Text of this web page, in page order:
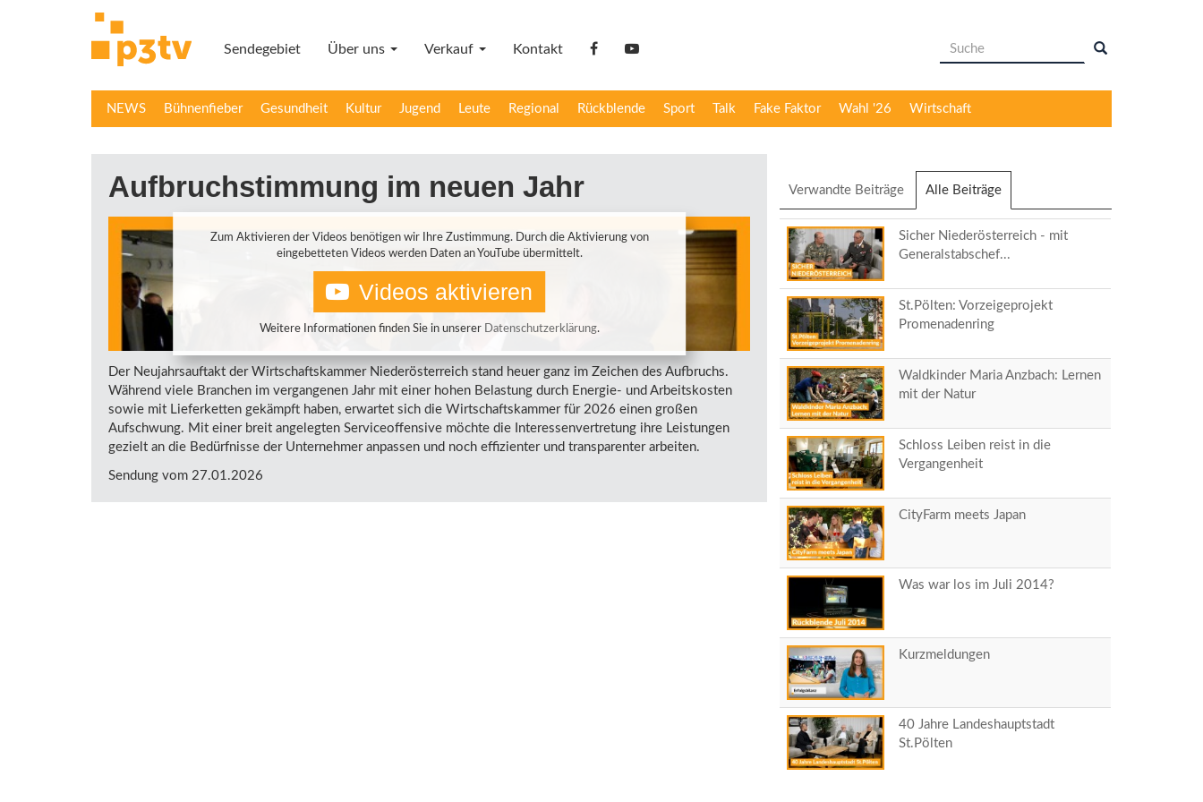
Sendegebiet Über uns Verkauf Kontakt facebookYouTube Suchformular
NEWS Bühnenfieber Gesundheit Kultur Jugend Leute Regional Rückblende Sport Talk Fake Faktor Wahl '26 Wirtschaft
Aufbruchstimmung im neuen Jahr
Zum Aktivieren der Videos benötigen wir Ihre Zustimmung. Durch die Aktivierung von
eingebetteten Videos werden Daten an YouTube übermittelt.
Videos aktivieren
Weitere Informationen finden Sie in unserer Datenschutzerklärung.
Der Neujahrsauftakt der Wirtschaftskammer Niederösterreich stand heuer ganz im Zeichen des Aufbruchs.
Während viele Branchen im vergangenen Jahr mit einer hohen Belastung durch Energie- und Arbeitskosten
sowie mit Lieferketten gekämpft haben, erwartet sich die Wirtschaftskammer für 2026 einen großen
Aufschwung. Mit einer breit angelegten Serviceoffensive möchte die Interessenvertretung ihre Leistungen
gezielt an die Bedürfnisse der Unternehmer anpassen und noch effizienter und transparenter arbeiten.
Sendung vom 27.01.2026
Verwandte Beiträge Alle Beiträge
Reiter)
Sicher Niederösterreich - mit
Generalstabschef...
St.Pölten: Vorzeigeprojekt
Promenadenring
Waldkinder Maria Anzbach: Lernen
mit der Natur
Schloss Leiben reist in die
Vergangenheit
CityFarm meets Japan
Was war los im Juli 2014?
Kurzmeldungen
40 Jahre Landeshauptstadt
St.Pölten